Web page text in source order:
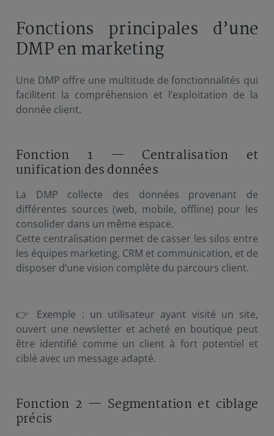
Fonctions principales d’une
DMP en marketing
Une DMP offre une multitude de fonctionnalités qui
facilitent la compréhension et l’exploitation de la
donnée client.
Fonction 1 — Centralisation et
unification des données
La DMP collecte des données provenant de
différentes sources (web, mobile, offline) pour les
consolider dans un même espace.
Cette centralisation permet de casser les silos entre
les équipes marketing, CRM et communication, et de
disposer d’une vision complète du parcours client.
👉 Exemple : un utilisateur ayant visité un site,
ouvert une newsletter et acheté en boutique peut
être identifié comme un client à fort potentiel et
ciblé avec un message adapté.
Fonction 2 — Segmentation et ciblage
précis